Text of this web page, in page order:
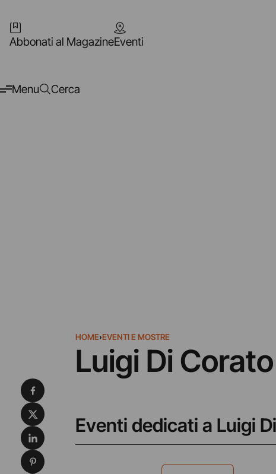
Abbonati al MagazineEventi
Menu Cerca
HOME›EVENTI E MOSTRE
Luigi Di Corato
Eventi dedicati a Luigi
Condividi su Facebook
Condividi su X
Condividi su LinkedIn
Condividi su Pinterest